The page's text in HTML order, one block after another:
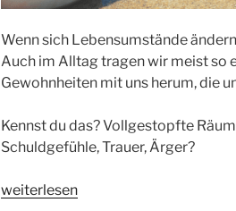
Wenn sich Lebensumstände
Auch im Alltag tragen wir meist so
Gewohnheiten mit uns herum, die
Kennst du das? Vollgestopfte
Schuldgefühle, Trauer, Ärger?
„LOSLASSEN
weiterlesen